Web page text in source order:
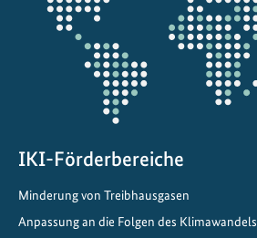
v
o
r
P
Projektkarte
IKI-Förderbereiche
Minderung von Treibhausgasen
Anpassung an die Folgen des Klimawandels